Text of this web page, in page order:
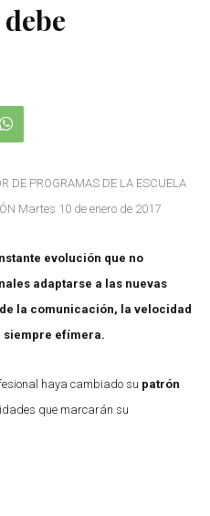
DE PROGRAMAS DE LA ESCUELA
Martes 10 de enero de 2017
evolución que no
adaptarse a las nuevas
la comunicación, la velocidad
siempre efímera.
haya cambiado su patrón
que marcarán su